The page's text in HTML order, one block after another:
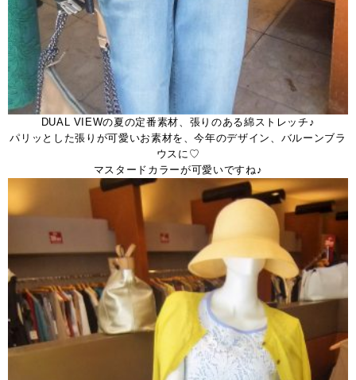
DUAL VIEWの夏の定番素材、張りのある綿ストレッチ♪
パリッとした張りが可愛いお素材を、今年のデザイン、バルーンブラ
ウスに♡
マスタードカラーが可愛いですね♪